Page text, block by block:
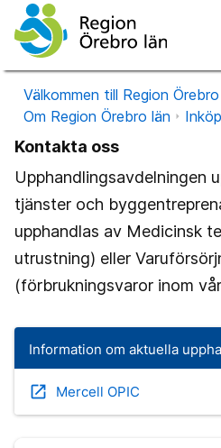
Välkommen till Region
Om Region Örebro län
Kontakta oss
Upphandlingsavdelningen
tjänster och
upphandlas av Medicinsk
utrustning) eller
(förbrukningsvaror inom
Information om aktuella
open_in_new Mercell OPIC